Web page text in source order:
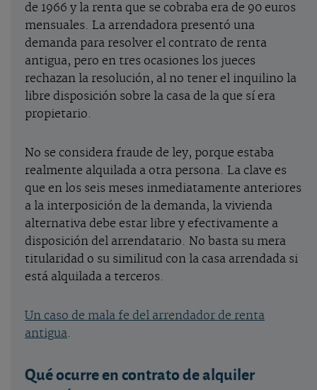
de 1966 y la renta que se cobraba era de 90 euros
mensuales. La arrendadora presentó una
demanda para resolver el contrato de renta
antigua, pero en tres ocasiones los jueces
rechazan la resolución, al no tener el inquilino la
libre disposición sobre la casa de la que sí era
propietario.
No se considera fraude de ley, porque estaba
realmente alquilada a otra persona. La clave es
que en los seis meses inmediatamente anteriores
a la interposición de la demanda, la vivienda
alternativa debe estar libre y efectivamente a
disposición del arrendatario. No basta su mera
titularidad o su similitud con la casa arrendada si
está alquilada a terceros.
Un caso de mala fe del arrendador de renta
antigua.
Qué ocurre en contrato de alquiler